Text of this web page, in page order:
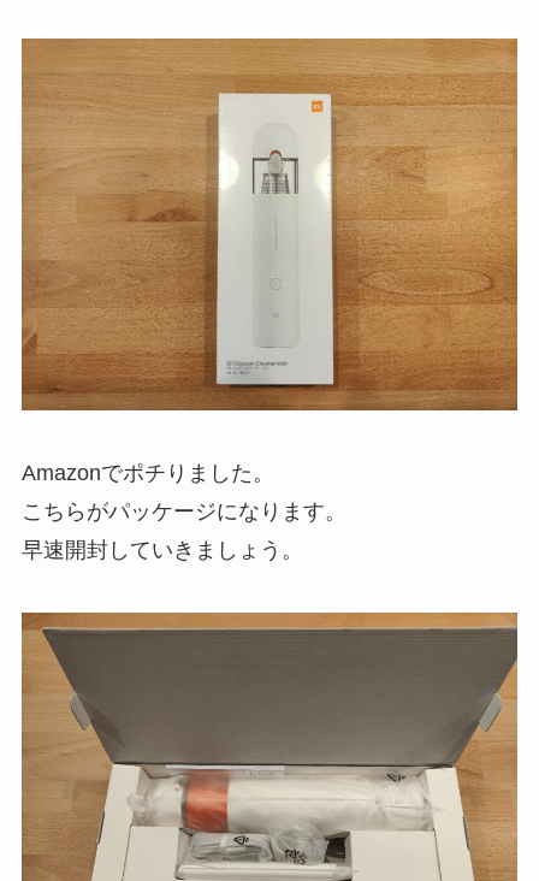
Amazonでポチりました。
こちらがパッケージになります。
早速開封していきましょう。